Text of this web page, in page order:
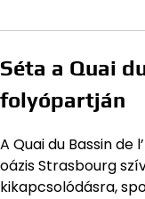
Séta a Quai
folyópartján
A Quai du Bassin de
oázis Strasbourg
kikapcsolódásra,